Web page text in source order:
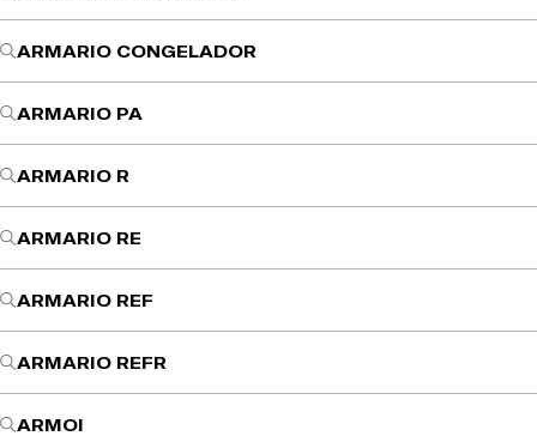
ARMARIO CONGELADOR
ARMARIO PA
ARMARIO R
ARMARIO RE
ARMARIO REF
ARMARIO REFR
ARMOI